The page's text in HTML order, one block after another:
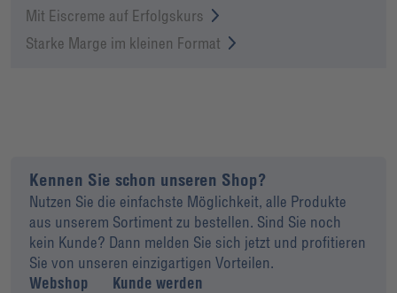
Mit Eiscreme auf Erfolgskurs
Starke Marge im kleinen Format
Kennen Sie schon unseren Shop?
Nutzen Sie die einfachste Möglichkeit, alle Produkte
aus unserem Sortiment zu bestellen. Sind Sie noch
kein Kunde? Dann melden Sie sich jetzt und profitieren
Sie von unseren einzigartigen Vorteilen.
Webshop
Kunde werden